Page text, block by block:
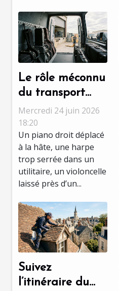
Le rôle méconnu
du transport
adapté dans la
préservation des
instruments de
musique
Mercredi 24 juin 2026
18:20
Un piano droit déplacé
à la hâte, une harpe
trop serrée dans un
utilitaire, un violoncelle
laissé près d’un...
Suivez
l’itinéraire du